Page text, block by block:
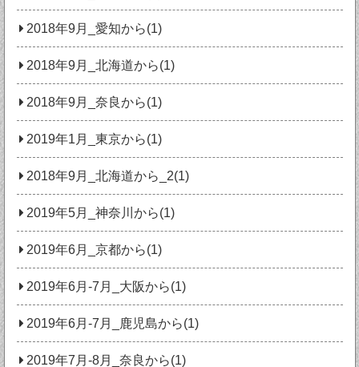
2018年9月_愛知から(1)
2018年9月_北海道から(1)
2018年9月_奈良から(1)
2019年1月_東京から(1)
2018年9月_北海道から_2(1)
2019年5月_神奈川から(1)
2019年6月_京都から(1)
2019年6月-7月_大阪から(1)
2019年6月-7月_鹿児島から(1)
2019年7月-8月_奈良から(1)